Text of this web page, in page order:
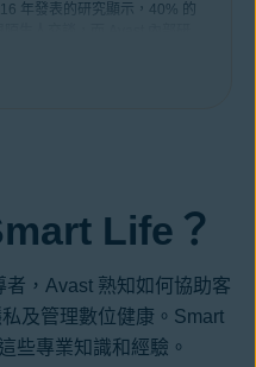
年發表的研究顯示，40% 的
成癮 (63%)、拖延 (68%) 和
時間過長所導致。
Life？
，Avast 熟知如何協助客
及管理數位健康。Smart
些專業知識和經驗。